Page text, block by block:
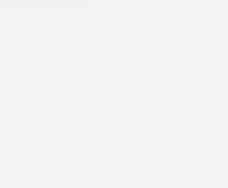
stelle recensito da 9